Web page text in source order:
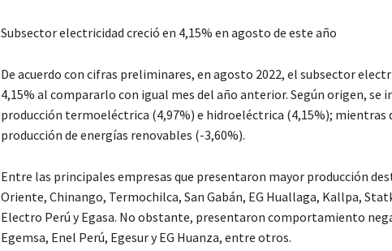
Subsector electricidad creció en 4,15% en agosto de este año
De acuerdo con cifras preliminares, en agosto 2022, el subsector
4,15% al compararlo con igual mes del año anterior. Según origen, se
producción termoeléctrica (4,97%) e hidroeléctrica (4,15%); mientras
producción de energías renovables (-3,60%).
Entre las principales empresas que presentaron mayor producción
Oriente, Chinango, Termochilca, San Gabán, EG Huallaga, Kallpa,
Electro Perú y Egasa. No obstante, presentaron comportamiento
Egemsa, Enel Perú, Egesur y EG Huanza, entre otros.